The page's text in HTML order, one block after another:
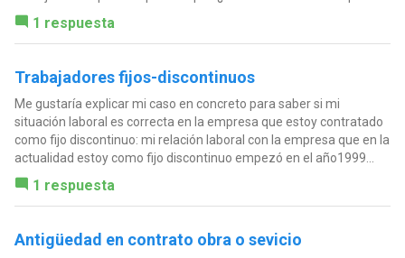
1 respuesta
Trabajadores fijos-discontinuos
Me gustaría explicar mi caso en concreto para saber si mi
situación laboral es correcta en la empresa que estoy contratado
como fijo discontinuo: mi relación laboral con la empresa que en la
actualidad estoy como fijo discontinuo empezó en el año1999...
1 respuesta
Antigüedad en contrato obra o sevicio